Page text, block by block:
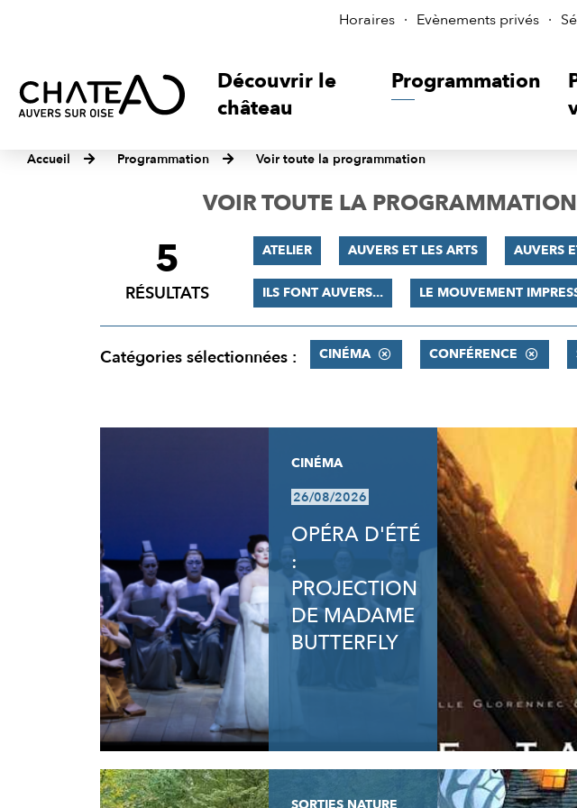
Horaires Evènements privés
Découvrir le
château
Programmation
Accueil Programmation Voir toute la programmation
VOIR TOUTE LA PROGRAMMATION
FILTRER
RÉSULTATS
5
RÉSULTATS
ATELIER AUVERS ET LES ARTS AUVERS
ILS FONT AUVERS... LE MOUVEMENT
Catégories sélectionnées : CINÉMA CONFÉRENCE
CINÉMA
26/08/2026
OPÉRA D'ÉTÉ
:
PROJECTION
DE MADAME
BUTTERFLY